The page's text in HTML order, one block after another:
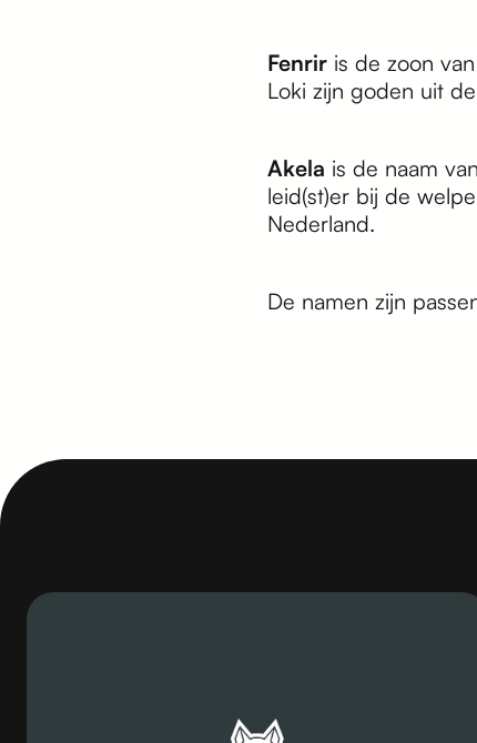
Fenrir is de zoon
Loki zijn goden uit
Akela is de naam
leid(st)er bij de
Nederland.
De namen zijn